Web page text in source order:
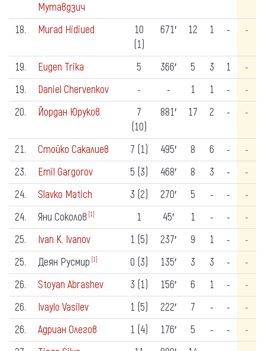
Мутавдзич
18. Murad Hidiued
10
(1)
671′ 12 1 - -
19. Eugen Trika 5 366′ 5 3 1
-
19.
Daniel Chervenkov - - 1 1 -
-
20.
Йордан Юруков
7
(10)
881′ 17 2 - -
21. Стойко Сакалиев 7 (1) 495′ 8 6 -
-
23.
Emil Gargorov 5 (3) 468′ 8 3 -
-
24.
Slavko Matich 3 (2) 270′ 5 - -
-
24.
Яни Соколов [1] 1 45′ 1 - -
-
25.
Ivan K. Ivanov 1 (5) 237′ 9 1 -
-
25.
Деян Русмир [1] 0 (3) 135′ 3 3 -
-
26.
Stoyan Abrashev 3 (1) 156′ 6 1 -
-
26.
Ivaylo Vasilev 1 (5) 222′ 7 - -
-
26.
Адриан Олегов 1 (4) 176′ 5 - -
-